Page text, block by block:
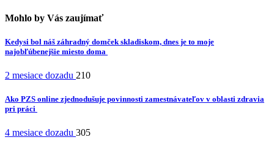
Mohlo by Vás zaujímať
Kedysi bol náš záhradný domček skladiskom, dnes je to moje
najobľúbenejšie miesto doma
2 mesiace dozadu 210
Ako PZS online zjednodušuje povinnosti zamestnávateľov v oblasti zdravia
pri práci
4 mesiace dozadu 305